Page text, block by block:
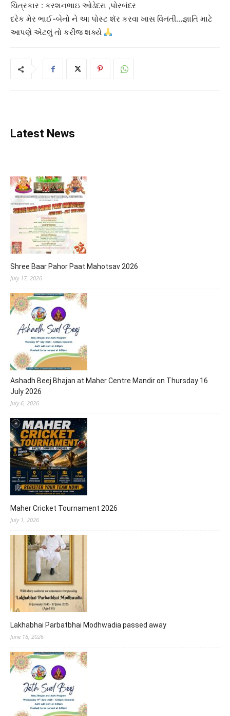
ચિત્રકાર : કરશનભાઇ ઓડેદરા ,પોરબંદર
દરેક મેર ભાઈ-બેનો ને આ પોસ્ટ શૅર કરવા ખાસ વિનંતી…જ્ઞાતિ માટે
આપણે એટલું તો કરીજ શક્યે
Latest News
Shree Baar Pahor Paat Mahotsav 2026
July 17, 2026
Ashadh Beej Bhajan at Maher Centre Mandir on Thursday 16
July 2026
July 6, 2026
Maher Cricket Tournament 2026
July 1, 2026
Lakhabhai Parbatbhai Modhwadia passed away
June 18, 2026